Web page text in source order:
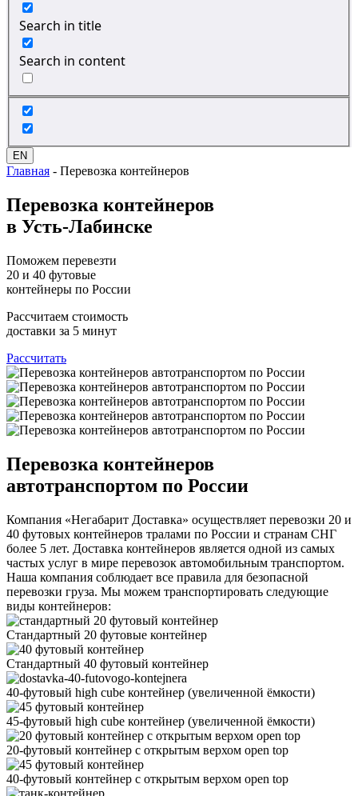
Search in title
Search in content
EN
Главная - Перевозка контейнеров
Перевозка контейнеров
в Усть-Лабинске
Поможем перевезти
20 и 40 футовые
контейнеры по России
Рассчитаем стоимость
доставки за 5 минут
Рассчитать
Перевозка контейнеров
автотранспортом по России
Компания «Негабарит Доставка» осуществляет перевозки 20 и
40 футовых контейнеров тралами по России и странам СНГ
более 5 лет. Доставка контейнеров является одной из самых
частых услуг в мире перевозок автомобильным транспортом.
Наша компания соблюдает все правила для безопасной
перевозки груза. Мы можем транспортировать следующие
виды контейнеров:
Стандартный 20 футовые контейнер
Стандартный 40 футовый контейнер
40-футовый high cube контейнер (увеличенной ëмкости)
45-футовый high cube контейнер (увеличенной ëмкости)
20-футовый контейнер с открытым верхом open top
40-футовый контейнер с открытым верхом open top